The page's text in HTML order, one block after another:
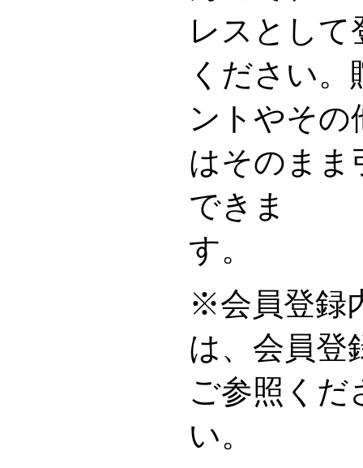
レスとして
ください
ントやその
はそのまま
できま
※会員登録
は、会員登
ご参照くだ